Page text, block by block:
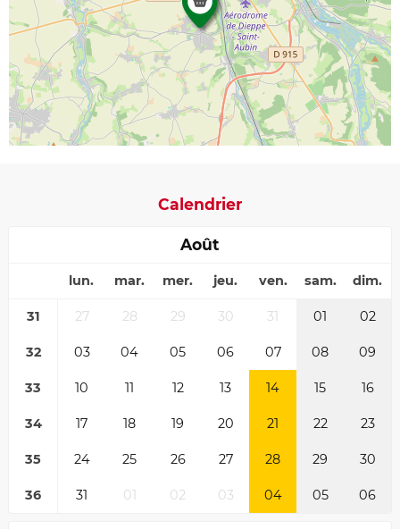
Calendrier
Août
lun. mar. mer. jeu. ven. sam. dim.
31 27 28 29 30 31 01 02
32 03 04 05 06 07 08 09
33 10 11 12 13 14 15 16
34 17 18 19 20 21 22 23
35 24 25 26 27 28 29 30
36 31 01 02 03 04 05 06